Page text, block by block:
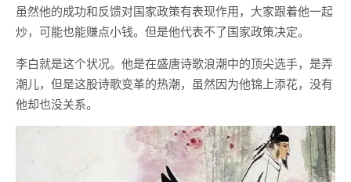
虽然他的成功和反馈对国家政策有表现作用，大家跟着他一起
炒，可能也能赚点小钱。但是他代表不了国家政策决定。
李白就是这个状况。他是在盛唐诗歌浪潮中的顶尖选手，是弄
潮儿，但是这股诗歌变革的热潮，虽然因为他锦上添花，没有
他却也没关系。